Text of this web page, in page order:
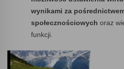
wynikami za
społecznościowych oraz
funkcji.